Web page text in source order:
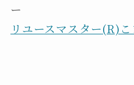
ー
リユースマスター(R)